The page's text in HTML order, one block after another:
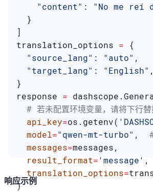
    "content"
: "No me reí
  }
]
translation_options = {
  "source_lang"
: "auto" ,
  "target_lang"
: "English" ,
}
response =
# 若未配置环境变量，请将下
  api_key
=os.getenv(
  model
="qwen-mt-turbo" ,
  messages
=messages,
  result_format
='message' ,
  translation_options
=
)
响应示例